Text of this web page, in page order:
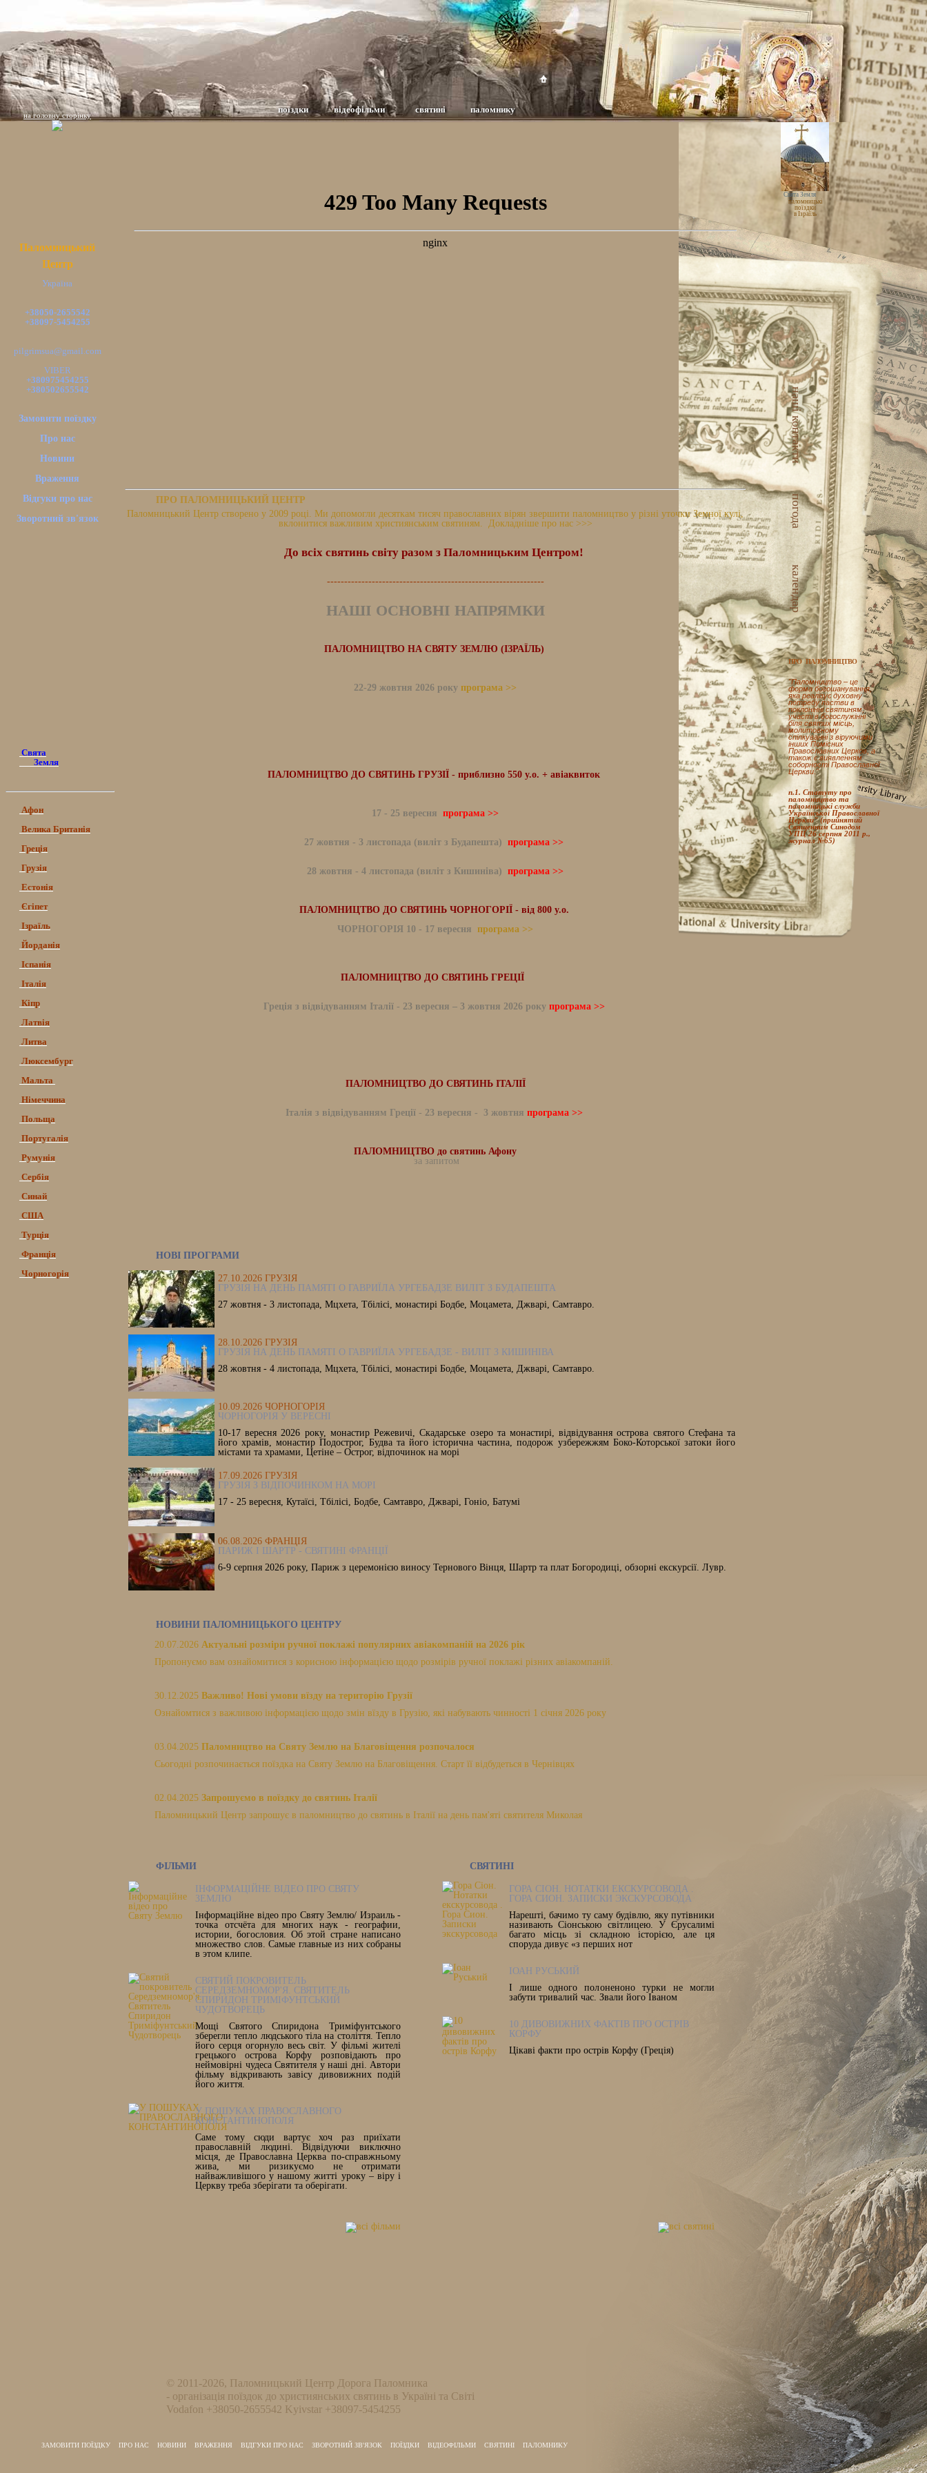
поїздки відеофільми святині паломнику
на головну сторінку
Паломницький
Центр
Україна
+38050-2655542
+38097-5454255
pilgrimsua@gmail.com
VIBER
+380975454255
+380502655542
Замовити поїздку
Про нас
Новини
Враження
Відгуки про нас
Зворотний зв'язок
Свята
Земля
Афон
Велика Британія
Греція
Грузія
Естонія
Єгіпет
Ізраїль
Йорданія
Іспанія
Італія
Кіпр
Латвія
Литва
Люксембург
Мальта
Німеччина
Польща
Португалія
Румунія
Сербія
Синай
США
Турція
Франція
Чорногорія
Свята Земля
паломницькі
поїздки
в Ізраїль
наші контакти
погода
календар
ПРО ПАЛОМНИЦЬКИЙ ЦЕНТР
Паломницький Центр створено у 2009 році. Ми допомогли десяткам тисяч православних вірян звершити паломництво у різні уточки Земної кулі,
вклонитися важливим християнським святиням. Докладніше про нас >>>
До всіх святинь світу разом з Паломницьким Центром!
---------------------------------------------------------------
НАШІ ОСНОВНІ НАПРЯМКИ
ПАЛОМНИЦТВО НА СВЯТУ ЗЕМЛЮ (ІЗРАЇЛЬ)
22-29 жовтня 2026 року програма >>
ПАЛОМНИЦТВО ДО СВЯТИНЬ ГРУЗІЇ - приблизно 550 у.о. + авіаквиток
17 - 25 вересня програма >>
27 жовтня - 3 листопада (виліт з Будапешта) програма >>
28 жовтня - 4 листопада (виліт з Кишиніва) програма >>
ПАЛОМНИЦТВО ДО СВЯТИНЬ ЧОРНОГОРІЇ - від 800 у.о.
ЧОРНОГОРІЯ 10 - 17 вересня програма >>
ПАЛОМНИЦТВО ДО СВЯТИНЬ ГРЕЦІЇ
Греція з відвідуванням Італії- 23 вересня – 3 жовтня 2026 року програма >>
ПАЛОМНИЦТВО ДО СВЯТИНЬ ІТАЛІЇ
Італія з відвідуванням Греції- 23 вересня - 3 жовтня програма >>
ПАЛОМНИЦТВО до святинь Афону
за запитом
НОВІ ПРОГРАМИ
27.10.2026 ГРУЗІЯ
ГРУЗІЯ НА ДЕНЬ ПАМЯТІ О ГАВРИЇЛА УРГЕБАДЗЕ ВИЛІТ З БУДАПЕШТА
27 жовтня - 3 листопада, Мцхета, Тбілісі, монастирі Бодбе, Моцамета, Джварі, Самтавро.
28.10.2026 ГРУЗІЯ
ГРУЗІЯ НА ДЕНЬ ПАМЯТІ О ГАВРИЇЛА УРГЕБАДЗЕ - ВИЛІТ З КИШИНІВА
28 жовтня - 4 листопада, Мцхета, Тбілісі, монастирі Бодбе, Моцамета, Джварі, Самтавро.
10.09.2026 ЧОРНОГОРІЯ
ЧОРНОГОРІЯ У ВЕРЕСНІ
10-17 вересня 2026 року, монастир Режевичі, Скадарське озеро та монастирі, відвідування острова святого Стефана та
його храмів, монастир Подострог, Будва та його історична частина, подорож узбережжям Боко-Которської затоки його
містами та храмами, Цетіне – Острог, відпочинок на морі
17.09.2026 ГРУЗІЯ
ГРУЗІЯ З ВІДПОЧИНКОМ НА МОРІ
17 - 25 вересня, Кутаїсі, Тбілісі, Бодбе, Самтавро, Джварі, Гоніо, Батумі
06.08.2026 ФРАНЦІЯ
ПАРИЖ І ШАРТР - СВЯТИНІ ФРАНЦІЇ
6-9 серпня 2026 року, Париж з церемонією виносу Тернового Вінця, Шартр та плат Богородиці, обзорні екскурсії. Лувр.
НОВИНИ ПАЛОМНИЦЬКОГО ЦЕНТРУ
20.07.2026 Актуальні розміри ручної поклажі популярних авіакомпаній на 2026 рік
Пропонуємо вам ознайомитися з корисною інформацією щодо розмірів ручної поклажі різних авіакомпаній.
30.12.2025 Важливо! Нові умови вїзду на територію Грузії
Ознайомтися з важливою інформацією щодо змін вїзду в Грузію, які набувають чинності 1 січня 2026 року
03.04.2025 Паломництво на Святу Землю на Благовіщення розпочалося
Сьогодні розпочинається поїздка на Святу Землю на Благовіщення. Старт її відбудеться в Чернівцях
02.04.2025 Запрошуємо в поїздку до святинь Італії
Паломницький Центр запрошує в паломництво до святинь в Італії на день пам'яті святителя Миколая
ФІЛЬМИ
ІНФОРМАЦІЙНЕ ВІДЕО ПРО СВЯТУ
ЗЕМЛЮ
Інформаційне відео про Святу Землю/ Израиль -
точка отсчёта для многих наук - географии,
истории, богословия. Об этой стране написано
множество слов. Самые главные из них собраны
в этом клипе.
СВЯТИЙ ПОКРОВИТЕЛЬ
СЕРЕДЗЕМНОМОР'Я. СВЯТИТЕЛЬ
СПИРИДОН ТРИМІФУНТСЬКИЙ
ЧУДОТВОРЕЦЬ
Мощі Святого Спиридона Триміфунтського
зберегли тепло людського тіла на століття. Тепло
його серця огорнуло весь світ. У фільмі жителі
грецького острова Корфу розповідають про
неймовірні чудеса Святителя у наші дні. Автори
фільму відкривають завісу дивовижних подій
його життя.
У ПОШУКАХ ПРАВОСЛАВНОГО
КОНСТАНТИНОПОЛЯ
Саме тому сюди вартує хоч раз приїхати
православній людині. Відвідуючи виключно
місця, де Православна Церква по-справжньому
жива, ми ризикуємо не отримати
найважливішого у нашому житті уроку – віру і
Церкву треба зберігати та оберігати.
СВЯТИНІ
ГОРА СІОН. НОТАТКИ ЕКСКУРСОВОДА .
ГОРА СИОН. ЗАПИСКИ ЭКСКУРСОВОДА
Нарешті, бачимо ту саму будівлю, яку путівники
називають Сіонською світлицею. У Єрусалимі
багато місць зі складною історією, але ця
споруда дивує «з перших нот
ІОАН РУСЬКИЙ
І лише одного полоненоно турки не могли
забути тривалий час. Звали його Іваном
10 ДИВОВИЖНИХ ФАКТІВ ПРО ОСТРІВ
КОРФУ
Цікаві факти про острів Корфу (Греція)
ПРО ПАЛОМНИЦТВО
"Паломництво – це
форма богошанування,
яка реалізує духовну
потребу пастви в
поклонінні святиням,
участі в богослужінні
біля святих місць,
молитовному
спілкуванні з віруючими
інших Помісних
Православних Церков, а
також є виявленням
соборності Православної
Церкви."
п.1. Статуту про
паломництво та
паломницькі служби
Української Православної
Церкви" (прийнятий
Священним Синодом
УПЦ 26 серпня 2011 р.,
журнал №65)
© 2011-2026, Паломницький Центр Дорога Паломника
- організація поїздок до християнських святинь в Україні та Світі
Vodafon +38050-2655542 Kyivstar +38097-5454255
ЗАМОВИТИ ПОЇЗДКУ ПРО НАС НОВИНИ ВРАЖЕННЯ ВІДГУКИ ПРО НАС ЗВОРОТНИЙ ЗВ'ЯЗОК ПОЇЗДКИ ВІДЕОФІЛЬМИ СВЯТИНІ ПАЛОМНИКУ